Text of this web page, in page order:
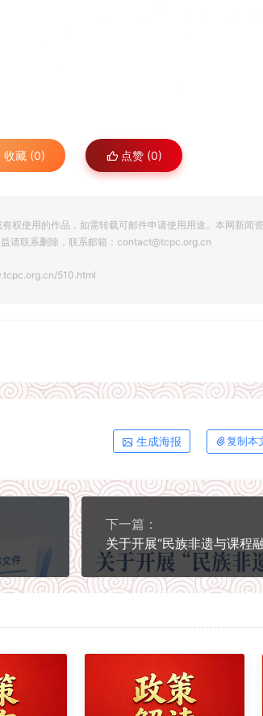
收藏 (0) 点赞 (0)
权使用的作品，如需转载可邮件申请使用用途。本网新闻
请联系删除，联系邮箱：contact@tcpc.org.cn
510.html
生成海报 复制本
下一篇：
关于开展“民族非遗与课程